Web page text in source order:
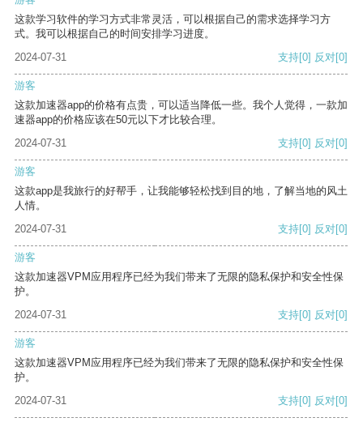
这款学习软件的学习方式非常灵活，可以根据自己的需求选择学习方
式。我可以根据自己的时间安排学习进度。
2024-07-31
支持[0] 反对[0]
游客
这款加速器app的价格有点贵，可以适当降低一些。我个人觉得，一款加
速器app的价格应该在50元以下才比较合理。
2024-07-31
支持[0] 反对[0]
游客
这款app是我旅行的好帮手，让我能够轻松找到目的地，了解当地的风土
人情。
2024-07-31
支持[0] 反对[0]
游客
这款加速器VPM应用程序已经为我们带来了无限的隐私保护和安全性保
护。
2024-07-31
支持[0] 反对[0]
游客
这款加速器VPM应用程序已经为我们带来了无限的隐私保护和安全性保
护。
2024-07-31
支持[0] 反对[0]